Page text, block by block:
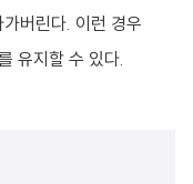
버린다. 이런 경우
유지할 수 있다.